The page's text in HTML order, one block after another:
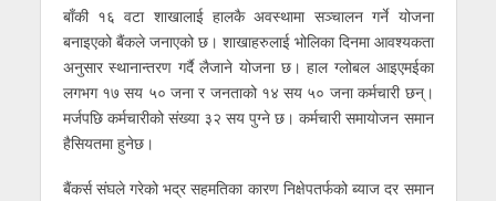
बाँकी १६ वटा शाखालाई हालकै अवस्थामा सञ्चालन गर्ने योजना
बनाइएको बैंकले जनाएको छ। शाखाहरुलाई भोलिका दिनमा आवश्यकता
अनुसार स्थानान्तरण गर्दै लैजाने योजना छ। हाल ग्लोबल आइएमईका
लगभग १७ सय ५० जना र जनताको १४ सय ५० जना कर्मचारी छन्।
मर्जपछि कर्मचारीको संख्या ३२ सय पुग्ने छ। कर्मचारी समायोजन समान
हैसियतमा हुनेछ।
बैंकर्स संघले गरेको भद्र सहमतिका कारण निक्षेपतर्फको ब्याज दर समान